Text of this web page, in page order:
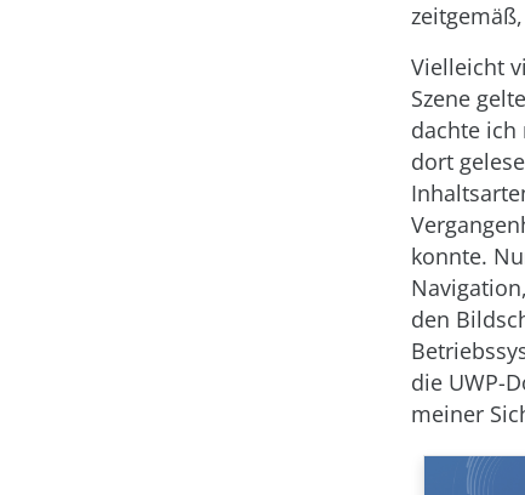
Vielleicht
Szene
dachte ich
dort
konnte.
den
die UWP-
meiner